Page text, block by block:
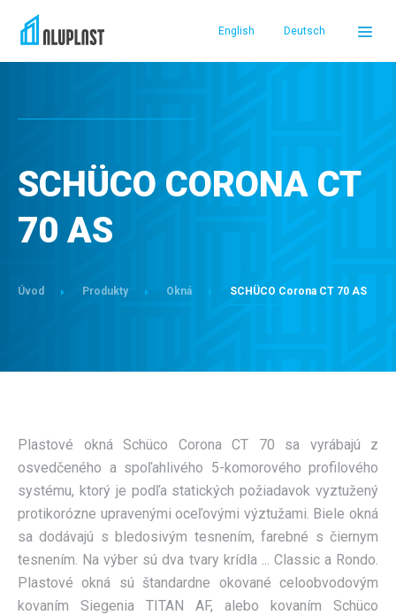
Deutsch
English
CENOVÁ PONUKA
SCHÜCO CORONA CT
70 AS
Úvod Produkty Okná SCHÜCO Corona CT 70 AS
Plastové okná Schüco Corona CT 70 sa vyrábajú z
osvedčeného a spoľahlivého 5-komorového profilového
systému, ktorý je podľa statických požiadavok vyztužený
protikorózne upravenými oceľovými výztužami. Biele okná
sa dodávajú s bledosivým tesnením, farebné s čiernym
tesnením. Na výber sú dva tvary krídla ... Classic a Rondo.
Plastové okná sú štandardne okované celoobvodovým
kovaním Siegenia TITAN AF, alebo kovaním Schüco